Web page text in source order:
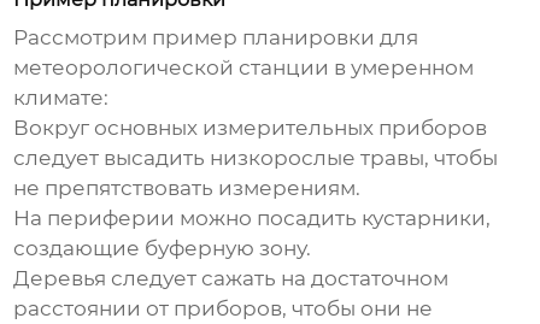
Рассмотрим пример планировки для
метеорологической станции в умеренном
климате:
Вокруг основных измерительных приборов
следует высадить низкорослые травы, чтобы
не препятствовать измерениям.
На периферии можно посадить кустарники,
создающие буферную зону.
Деревья следует сажать на достаточном
расстоянии от приборов, чтобы они не